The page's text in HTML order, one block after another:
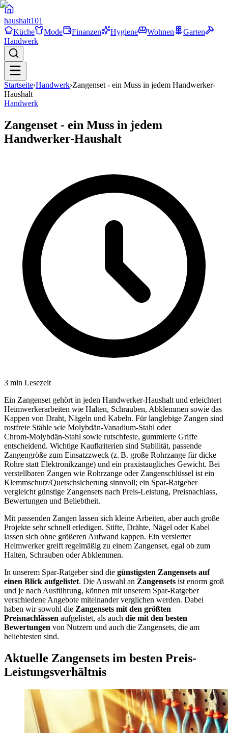
haushalt101
Küche
Mode Finanzen Hygiene Wohnen
Garten
Handwerk
Startseite›Handwerk›Zangenset - ein Muss in jedem Handwerker-
Haushalt
Handwerk
Zangenset - ein Muss in jedem
Handwerker-Haushalt
3 min Lesezeit
Ein Zangenset gehört in jeden Handwerker‑Haushalt und erleichtert
Heimwerkerarbeiten wie Halten, Schrauben, Abklemmen sowie das
Kappen von Draht, Nägeln und Kabeln. Für langlebige Zangen sind
rostfreie Stähle wie Molybdän‑Vanadium‑Stahl oder
Chrom‑Molybdän‑Stahl sowie rutschfeste, gummierte Griffe
entscheidend. Wichtige Kaufkriterien sind Stabilität, passende
Zangengröße zum Einsatzzweck (z. B. große Rohrzange für dicke
Rohre statt Elektronikzange) und ein praxistaugliches Gewicht. Bei
verstellbaren Zangen wie Rohrzange oder Zangenschlüssel ist ein
Klemmschutz/Quetschsicherung sinnvoll; ein Spar‑Ratgeber
vergleicht günstige Zangensets nach Preis‑Leistung, Preisnachlass,
Bewertungen und Beliebtheit.
Mit passenden Zangen lassen sich kleine Arbeiten, aber auch große
Projekte sehr schnell erledigen. Stifte, Drähte, Nägel oder Kabel
lassen sich ohne größeren Aufwand kappen. Ein versierter
Heimwerker greift regelmäßig zu einem Zangenset, egal ob zum
Halten, Schrauben oder Abklemmen.
In unserem Spar-Ratgeber sind die günstigsten Zangensets auf
einen Blick aufgelistet. Die Auswahl an Zangensets ist enorm groß
und je nach Ausführung, können mit unserem Spar-Ratgeber
verschiedene Angebote miteinander verglichen werden. Dabei
haben wir sowohl die Zangensets mit den größten
Preisnachlässen aufgelistet, als auch die mit den besten
Bewertungen von Nutzern und auch die Zangensets, die am
beliebtesten sind.
Aktuelle Zangensets im besten Preis-
Leistungsverhältnis